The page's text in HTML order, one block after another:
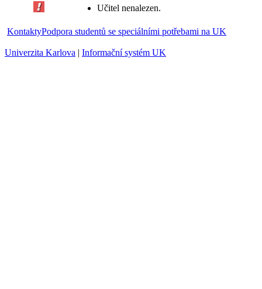
Učitel nenalezen.
KontaktyPodpora studentů se speciálními potřebami na UK
Univerzita Karlova | Informační systém UK